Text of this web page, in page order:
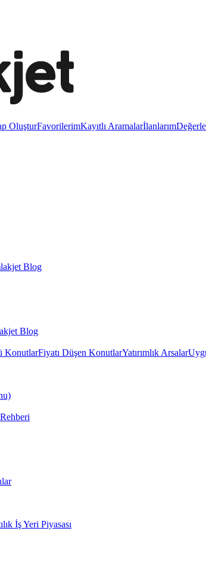
OluşturFavorilerimKayıtlı Aramalarİlanlarım
Blog
Blog
KonutlarFiyatı Düşen KonutlarYatırımlık Arsalar
İş Yeri Piyasası